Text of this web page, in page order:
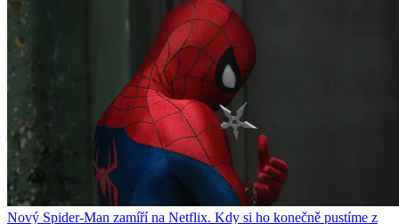
Nový Spider-Man zamíří na Netflix. Kdy si ho konečně pustíme z